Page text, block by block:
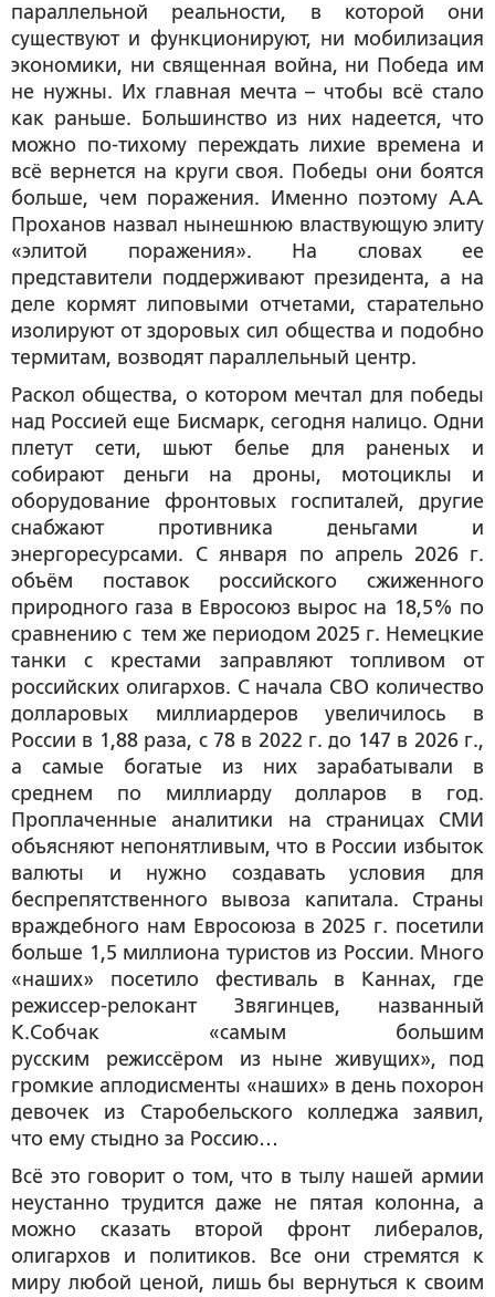
параллельной реальности, в которой они
существуют и функционируют, ни мобилизация
экономики, ни священная война, ни Победа им
не нужны. Их главная мечта – чтобы всё стало
как раньше. Большинство из них надеется, что
можно по-тихому переждать лихие времена и
всё вернется на круги своя. Победы они боятся
больше, чем поражения. Именно поэтому А.А.
Проханов назвал нынешнюю властвующую элиту
«элитой поражения». На словах ее
представители поддерживают президента, а на
деле кормят липовыми отчетами, старательно
изолируют от здоровых сил общества и подобно
термитам, возводят параллельный центр.
Раскол общества, о котором мечтал для победы
над Россией еще Бисмарк, сегодня налицо. Одни
плетут сети, шьют белье для раненых и
собирают деньги на дроны, мотоциклы и
оборудование фронтовых госпиталей, другие
снабжают противника деньгами и
энергоресурсами. С января по апрель 2026 г.
объём поставок российского сжиженного
природного газа в Евросоюз вырос на 18,5% по
сравнению с тем же периодом 2025 г. Немецкие
танки с крестами заправляют топливом от
российских олигархов. С начала СВО количество
долларовых миллиардеров увеличилось в
России в 1,88 раза, с 78 в 2022 г. до 147 в 2026 г.,
а самые богатые из них зарабатывали в
среднем по миллиарду долларов в год.
Проплаченные аналитики на страницах СМИ
объясняют непонятливым, что в России избыток
валюты и нужно создавать условия для
беспрепятственного вывоза капитала. Страны
враждебного нам Евросоюза в 2025 г. посетили
больше 1,5 миллиона туристов из России. Много
«наших» посетило фестиваль в Каннах, где
режиссер-релокант Звягинцев, названный
К.Собчак «самым большим
русским режиссёром из ныне живущих», под
громкие аплодисменты «наших» в день похорон
девочек из Старобельского колледжа заявил,
что ему стыдно за Россию…
Всё это говорит о том, что в тылу нашей армии
неустанно трудится даже не пятая колонна, а
можно сказать второй фронт либералов,
олигархов и политиков. Все они стремятся к
миру любой ценой, лишь бы вернуться к своим